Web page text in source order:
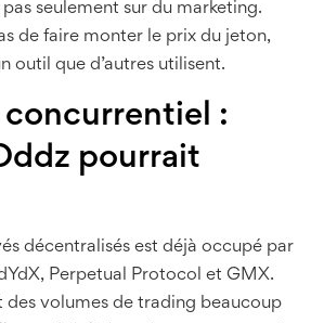
seulement sur du marketing.
de faire monter le prix du jeton,
outil que d’autres utilisent.
concurrentiel :
pourrait
décentralisés est déjà occupé par
Perpetual Protocol et GMX.
des volumes de trading beaucoup